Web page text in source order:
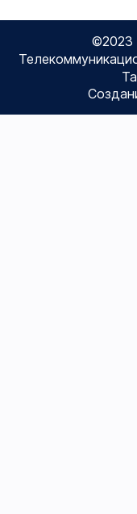
©2023